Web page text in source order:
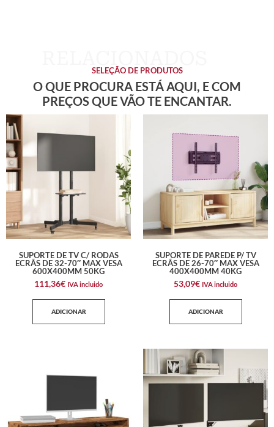
SELEÇÃO DE PRODUTOS
O QUE PROCURA ESTÁ AQUI, E COM
PREÇOS QUE VÃO TE ENCANTAR.
SUPORTE DE TV C/ RODAS
ECRÃS DE 32-70″ MAX VESA
600X400MM 50KG
111,36€ IVA incluido
ADICIONAR
SUPORTE DE PAREDE P/ TV
ECRÃS DE 26-70″ MAX VESA
400X400MM 40KG
53,09€ IVA incluido
ADICIONAR